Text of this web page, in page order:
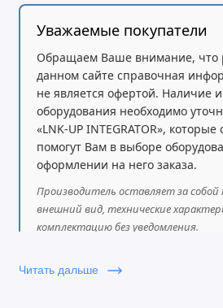
Комфорт в работе дополняют
делает использование ноутбука
в любых условиях.
HP EliteBook 8 G1i 14
— это
для бизнеса, сочетающий
современные технологии связи и
Уважаемые покупатели
Обращаем Ваше внимание, что
данном сайте справочная
не является офертой. Наличие
оборудования необходимо
«LNK-UP INTEGRATOR»,
помогут Вам в выборе
оформлении на него заказа.
Производитель оставляет за
внешний вид, технические
комплектацию без уведомления.
Читать дальше